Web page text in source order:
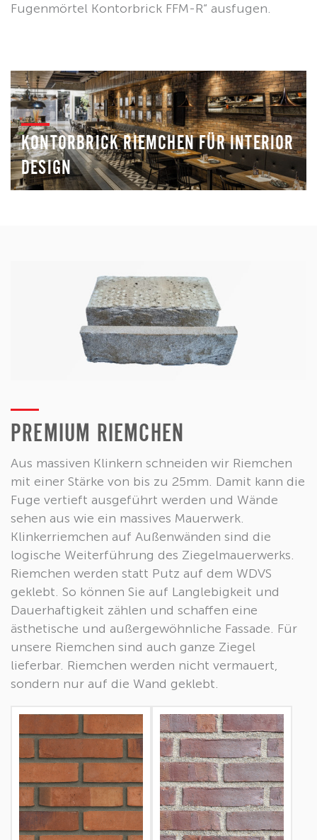
Fugenmörtel Kontorbrick FFM-R“ ausfugen.
KONTORBRICK RIEMCHEN FÜR INTERIOR
DESIGN
PREMIUM RIEMCHEN
Aus massiven Klinkern schneiden wir Riemchen
mit einer Stärke von bis zu 25mm. Damit kann die
Fuge vertieft ausgeführt werden und Wände
sehen aus wie ein massives Mauerwerk.
Klinkerriemchen auf Außenwänden sind die
logische Weiterführung des Ziegelmauerwerks.
Riemchen werden statt Putz auf dem WDVS
geklebt. So können Sie auf Langlebigkeit und
Dauerhaftigkeit zählen und schaffen eine
ästhetische und außergewöhnliche Fassade. Für
unsere Riemchen sind auch ganze Ziegel
lieferbar. Riemchen werden nicht vermauert,
sondern nur auf die Wand geklebt.